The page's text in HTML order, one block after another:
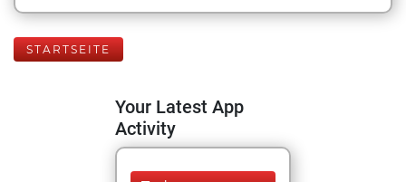
STARTSEITE
Your Latest App
Activity